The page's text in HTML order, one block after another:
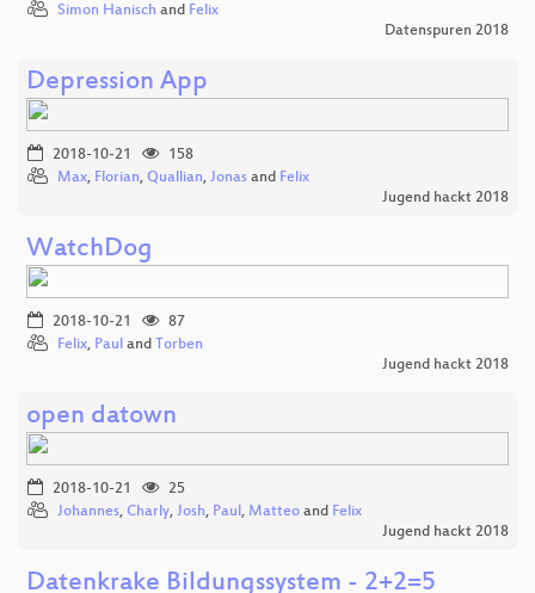
Simon Hanisch and Felix
Datenspuren 2018
Depression App
2018-10-21
158
Max, Florian, Quallian, Jonas and Felix
Jugend hackt 2018
WatchDog
2018-10-21
87
Felix, Paul and Torben
Jugend hackt 2018
open datown
2018-10-21
25
Johannes, Charly, Josh, Paul , Matteo and Felix
Jugend hackt 2018
Datenkrake Bildungssystem - 2+2=5